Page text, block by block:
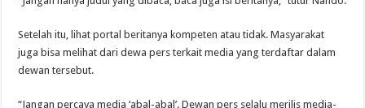
Setelah itu, lihat portal beritanya kompeten atau tidak. Masyarakat
juga bisa melihat dari dewa pers terkait media yang terdaftar dalam
dewan tersebut.
“Jangan percaya media ‘abal-abal’. Dewan pers selalu merilis media-